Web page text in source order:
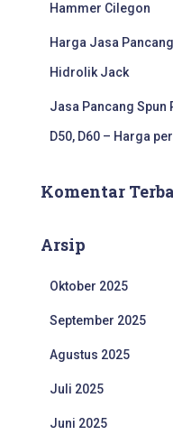
Hammer Cilegon
Harga Jasa
Hidrolik Jack
Jasa Pancang Spun
D50, D60 – Harga
Komentar
Arsip
Oktober 2025
September 2025
Agustus 2025
Juli 2025
Juni 2025